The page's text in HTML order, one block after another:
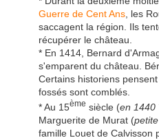
Guerre de Cent Ans , les
saccagent la région. Ils
récupérer le château.
* En 1414, Bernard
s'emparent du château.
Certains historiens
fossés sont comblés.
* Au 15ème siècle (en 1440
Marguerite de Murat (
famille Louet de Calvisson